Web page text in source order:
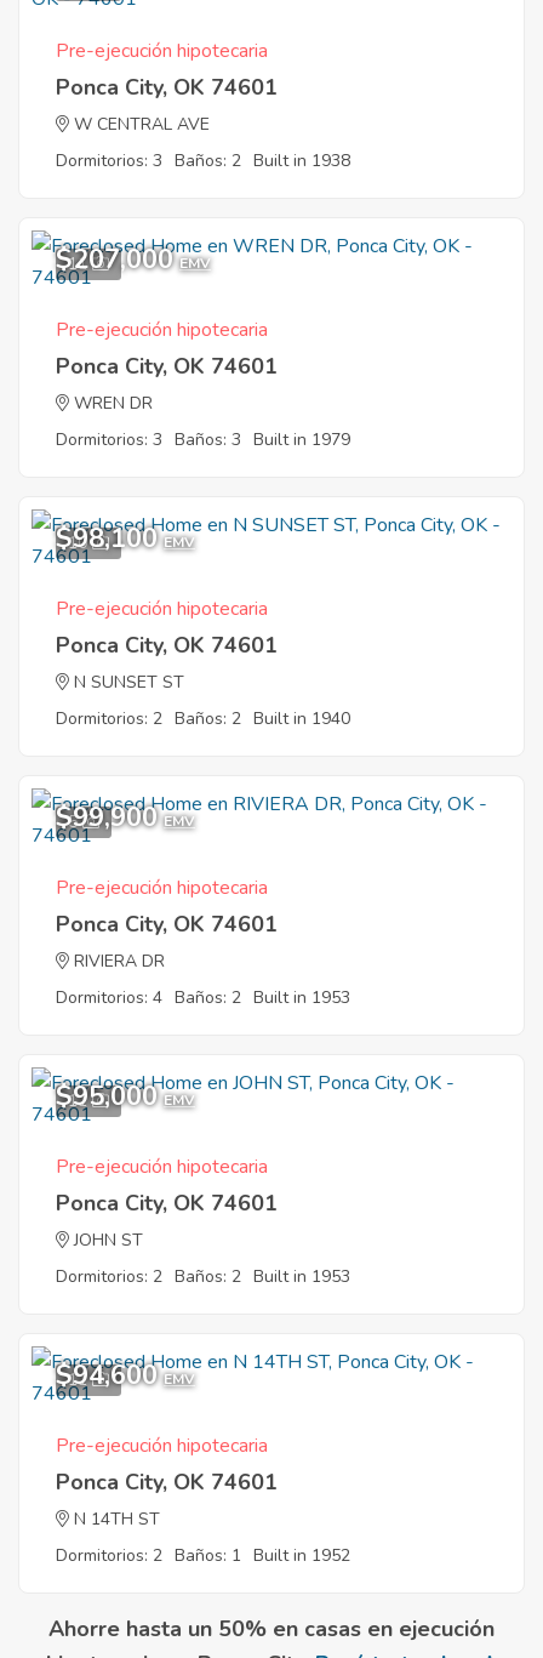
Pre-ejecución hipotecaria
Ponca City, OK 74601
W CENTRAL AVE
Dormitorios: 3 Baños: 2 Built in 1938
11
$207,000 EMV
Pre-ejecución hipotecaria
Ponca City, OK 74601
WREN DR
Dormitorios: 3 Baños: 3 Built in 1979
10
$98,100 EMV
Pre-ejecución hipotecaria
Ponca City, OK 74601
N SUNSET ST
Dormitorios: 2 Baños: 2 Built in 1940
5
$99,900 EMV
Pre-ejecución hipotecaria
Ponca City, OK 74601
RIVIERA DR
Dormitorios: 4 Baños: 2 Built in 1953
11
$95,000 EMV
Pre-ejecución hipotecaria
Ponca City, OK 74601
JOHN ST
Dormitorios: 2 Baños: 2 Built in 1953
11
$94,600 EMV
Pre-ejecución hipotecaria
Ponca City, OK 74601
N 14TH ST
Dormitorios: 2 Baños: 1 Built in 1952
Ahorre hasta un 50% en casas en ejecución